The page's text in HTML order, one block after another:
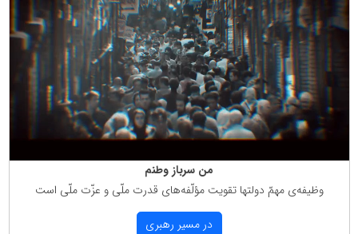
من سرباز وطنم
وظیفه‌ی مهمّ دولتها تقویت مؤلّفه‌های قدرت ملّی و عزّت ملّی است
در مسیر رهبری